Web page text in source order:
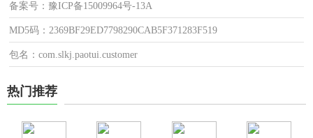
备案号：豫ICP备15009964号-13A
MD5码：2369BF29ED7798290CAB5F371283F519
包名：com.slkj.paotui.customer
热门推荐